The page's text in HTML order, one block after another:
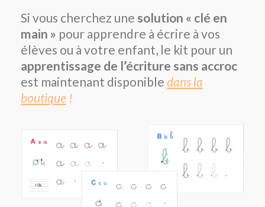
Si vous cherchez une solution « clé en
main » pour apprendre à écrire à vos
élèves ou à votre enfant, le kit pour un
apprentissage de l’écriture sans accroc
est maintenant disponible dans la
boutique !